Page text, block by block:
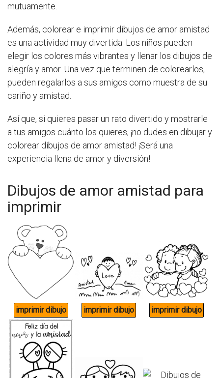
mutuamente.
Además, colorear e imprimir dibujos de amor amistad
es una actividad muy divertida. Los niños pueden
elegir los colores más vibrantes y llenar los dibujos de
alegría y amor. Una vez que terminen de colorearlos,
pueden regalarlos a sus amigos como muestra de su
cariño y amistad.
Así que, si quieres pasar un rato divertido y mostrarle
a tus amigos cuánto los quieres, ¡no dudes en dibujar y
colorear dibujos de amor amistad! ¡Será una
experiencia llena de amor y diversión!
Dibujos de amor amistad para
imprimir